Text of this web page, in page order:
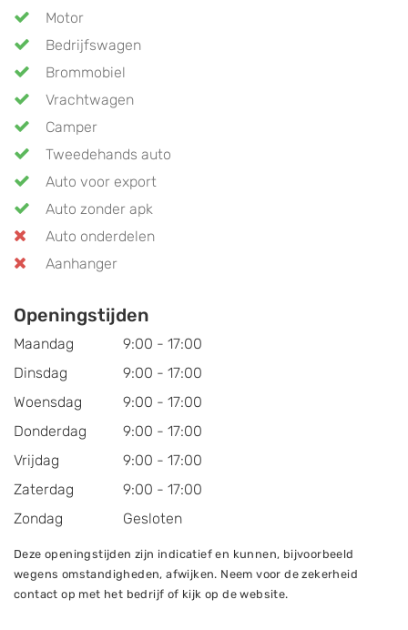
Motor
Bedrijfswagen
Brommobiel
Vrachtwagen
Camper
Tweedehands auto
Auto voor export
Auto zonder apk
Auto onderdelen
Aanhanger
Openingstijden
Maandag
9:00 - 17:00
Dinsdag
9:00 - 17:00
Woensdag
9:00 - 17:00
Donderdag
9:00 - 17:00
Vrijdag
9:00 - 17:00
Zaterdag
9:00 - 17:00
Zondag
Gesloten
Deze openingstijden zijn indicatief en kunnen, bijvoorbeeld
wegens omstandigheden, afwijken. Neem voor de zekerheid
contact op met het bedrijf of kijk op de website.